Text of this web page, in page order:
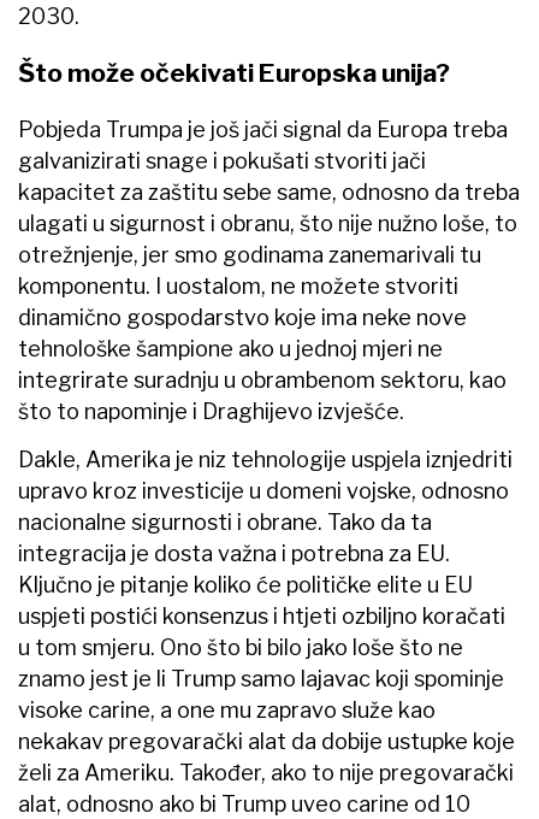
2030.
Što može očekivati Europska unija?
Pobjeda Trumpa je još jači signal da Europa treba
galvanizirati snage i pokušati stvoriti jači
kapacitet za zaštitu sebe same, odnosno da treba
ulagati u sigurnost i obranu, što nije nužno loše, to
otrežnjenje, jer smo godinama zanemarivali tu
komponentu. I uostalom, ne možete stvoriti
dinamično gospodarstvo koje ima neke nove
tehnološke šampione ako u jednoj mjeri ne
integrirate suradnju u obrambenom sektoru, kao
što to napominje i Draghijevo izvješće.
Dakle, Amerika je niz tehnologije uspjela iznjedriti
upravo kroz investicije u domeni vojske, odnosno
nacionalne sigurnosti i obrane. Tako da ta
integracija je dosta važna i potrebna za EU.
Ključno je pitanje koliko će političke elite u EU
uspjeti postići konsenzus i htjeti ozbiljno koračati
u tom smjeru. Ono što bi bilo jako loše što ne
znamo jest je li Trump samo lajavac koji spominje
visoke carine, a one mu zapravo služe kao
nekakav pregovarački alat da dobije ustupke koje
želi za Ameriku. Također, ako to nije pregovarački
alat, odnosno ako bi Trump uveo carine od 10